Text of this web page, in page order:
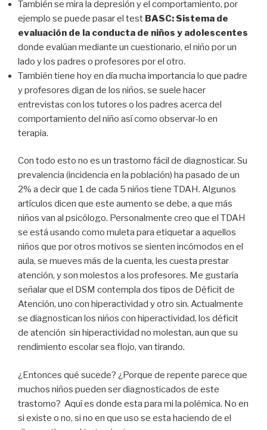
También se mira la depresión y el comportamiento, por
ejemplo se puede pasar el test BASC: Sistema de
evaluación de la conducta de niños y adolescentes
donde evalúan mediante un cuestionario, el niño por un
lado y los padres o profesores por el otro.
También tiene hoy en día mucha importancia lo que padre
y profesores digan de los niños, se suele hacer
entrevistas con los tutores o los padres acerca del
comportamiento del niño así como observar-lo en
terapia.
Con todo esto no es un trastorno fácil de diagnosticar. Su
prevalencia (incidencia en la población) ha pasado de un
2% a decir que 1 de cada 5 niños tiene TDAH. Algunos
artículos dicen que este aumento se debe, a que más
niños van al psicólogo. Personalmente creo que el TDAH
se está usando como muleta para etiquetar a aquellos
niños que por otros motivos se sienten incómodos en el
aula, se mueves más de la cuenta, les cuesta prestar
atención, y son molestos a los profesores. Me gustaría
señalar que el DSM contempla dos tipos de Déficit de
Atención, uno con hiperactividad y otro sin. Actualmente
se diagnostican los niños con hiperactividad, los déficit
de atención sin hiperactividad no molestan, aun que su
rendimiento escolar sea flojo, van tirando.
¿Entonces qué sucede? ¿Porque de repente parece que
muchos niños pueden ser diagnosticados de este
trastorno? Aquí es donde esta para mi la polémica. No en
si existe o no, si no en que uso se esta haciendo de el